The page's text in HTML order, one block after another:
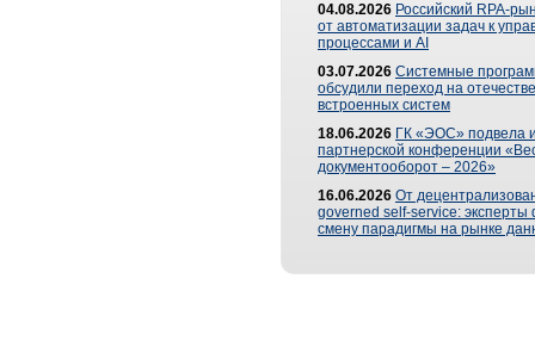
04.08.2026 Российский RPA-
от автоматизации задач к
процессами и AI
03.07.2026 Системные
обсудили переход на
встроенных систем
18.06.2026 ГК «ЭОС» подвела
партнерской конференции
документооборот – 2026»
16.06.2026 От
governed self-service: эксперты
смену парадигмы на рынке